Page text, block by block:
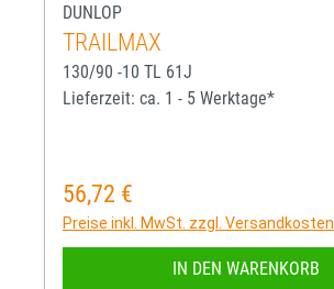
DUNLOP
TRAILMAX
130/90 -10 TL 61J
Lieferzeit: ca. 1 - 5 Werktage*
Regulärer Preis:
56,72 €
Preise inkl. MwSt. zzgl. Versandkosten
IN DEN WARENKORB